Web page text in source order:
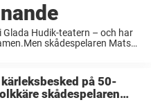
Hudik-teatern – och har
skådespelaren Mats
på 50-
skådespelaren